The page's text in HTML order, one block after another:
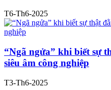
T6-Th6-2025
“Ngã ngửa” khi biết sự
siêu âm công nghiệp
T3-Th6-2025